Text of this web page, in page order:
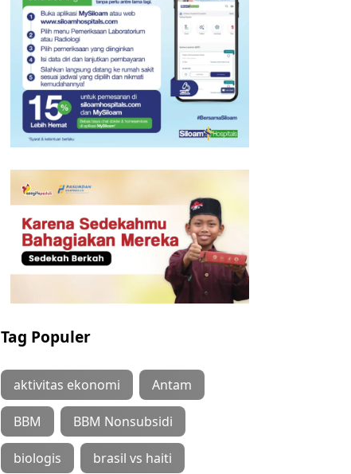
Tag Populer
aktivitas ekonomi Antam
BBM BBM Nonsubsidi
biologis brasil vs haiti